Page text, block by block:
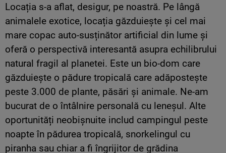
Locația s-a aflat, desigur, pe noastră. Pe lângă
animalele exotice, locația găzduiește și cel mai
mare copac auto-susținător artificial din lume și
oferă o perspectivă interesantă asupra echilibrului
natural fragil al planetei. Este un bio-dom care
găzduiește o pădure tropicală care adăpostește
peste 3.000 de plante, păsări și animale. Ne-am
bucurat de o întâlnire personală cu leneșul. Alte
oportunități neobișnuite includ campingul peste
noapte în pădurea tropicală, snorkelingul cu
piranha sau chiar a fi îngrijitor de grădina